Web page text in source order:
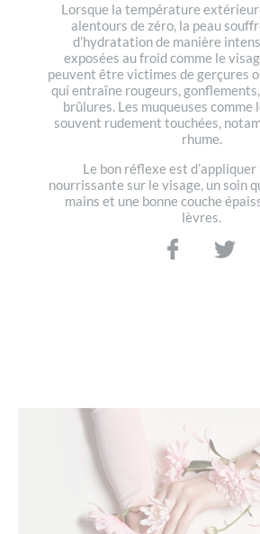
Lorsque la température
alentours de zéro, la peau
d’hydratation de manière
exposées au froid comme le
peuvent être victimes de gerçures
qui entraîne rougeurs,
brûlures. Les muqueuses comme
souvent rudement touchées,
rhume.
Le bon réflexe est d’appliquer
nourrissante sur le visage, un soin
mains et une bonne couche
lèvres.